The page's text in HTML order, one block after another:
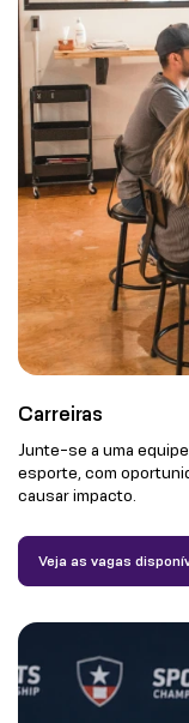
Carreiras
Junte-se a uma
esporte, com
causar impacto.
Veja as vagas